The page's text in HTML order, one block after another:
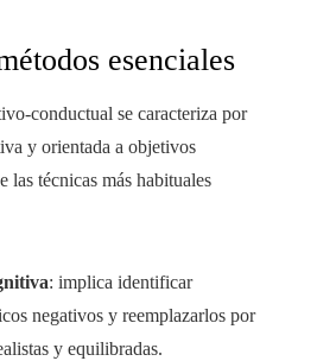
esenciales
conductual se caracteriza por
y orientada a objetivos
las técnicas más habituales
: implica identificar
negativos y reemplazarlos por
y equilibradas.